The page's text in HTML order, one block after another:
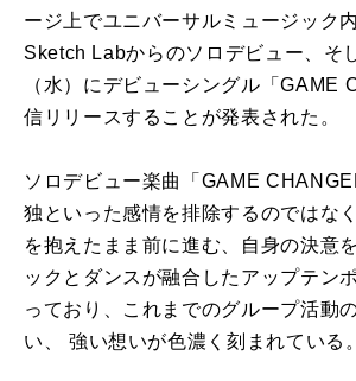
ージ上でユニバーサルミュージック
Sketch Labからのソロデビュー、そ
（水）にデビューシングル「GAME
信リリースすることが発表された。
ソロデビュー楽曲「 GAME
独といった感情を排除するのではな
を抱えたまま前に進む、自身の決意
ックとダンスが融合したアップテン
っており、これまでのグループ活動
い、 強い想いが色濃く刻まれている。